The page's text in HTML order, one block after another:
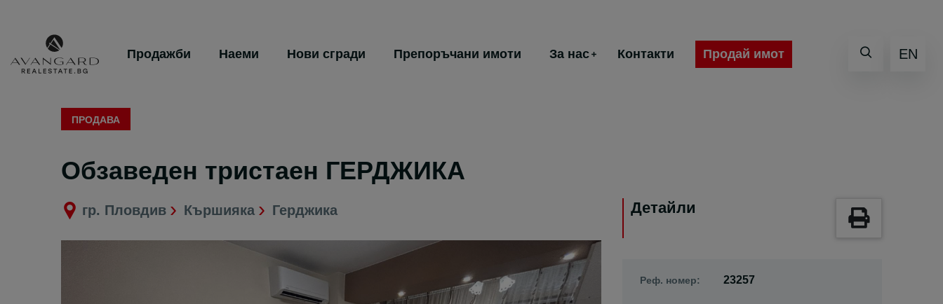
Продажби Наеми Нови сгради Препоръчани имоти За нас Контакти Продай имот EN
ПРОДАВА
Обзаведен тристаен ГЕРДЖИКА
гр. Пловдив Кършияка Герджика Детайли
Реф. номер: 23257